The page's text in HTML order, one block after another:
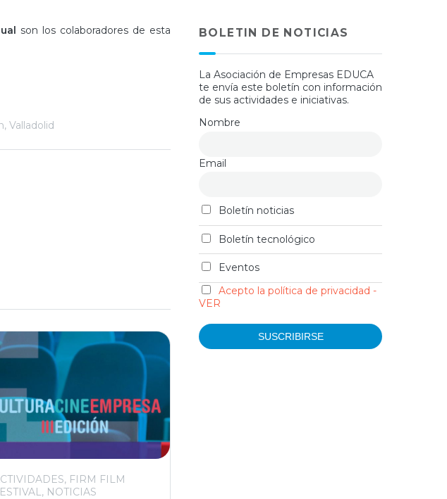
son los colaboradores de esta
, Valladolid
FIRM FILM
NOTICIAS
BOLETIN DE NOTICIAS
La Asociación de Empresas EDUCA
te envía este boletín con información
de sus actividades e iniciativas.
Nombre
Email
Boletín noticias
Boletín tecnológico
Eventos
Acepto la política de privacidad -
VER